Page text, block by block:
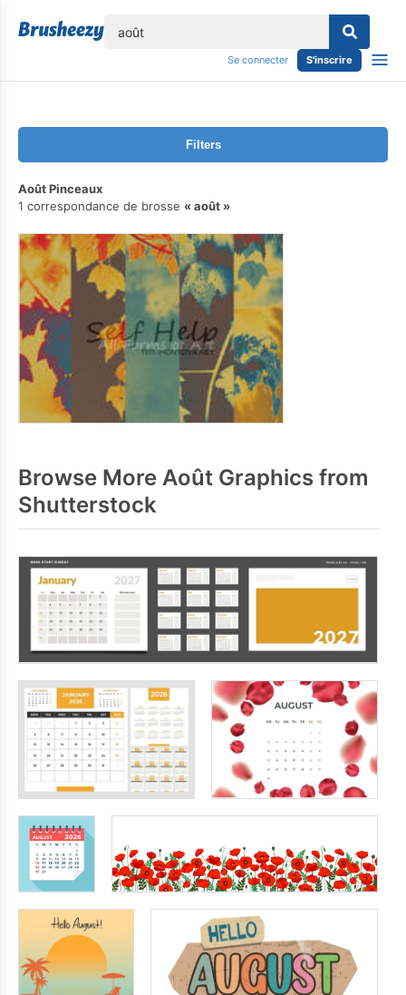
Se connecter S'inscrire
Filters
Août Pinceaux
1 correspondance de brosse
août
Browse More Août Graphics from
Shutterstock